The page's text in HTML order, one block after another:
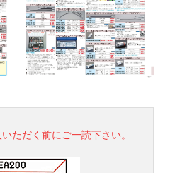
ただく前にご一読下さい。